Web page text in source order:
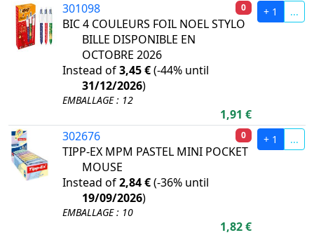
301098
BIC 4 COULEURS FOIL NOEL STYLO
BILLE DISPONIBLE EN
OCTOBRE 2026
Instead of3,45 €(-44% until
31/12/2026)
EMBALLAGE : 12
0
1,91 €
+ 1 ...
302676
TIPP-EX MPM PASTEL MINI POCKET
MOUSE
Instead of2,84 €(-36% until
19/09/2026)
EMBALLAGE : 10
0
1,82 €
+ 1 ...